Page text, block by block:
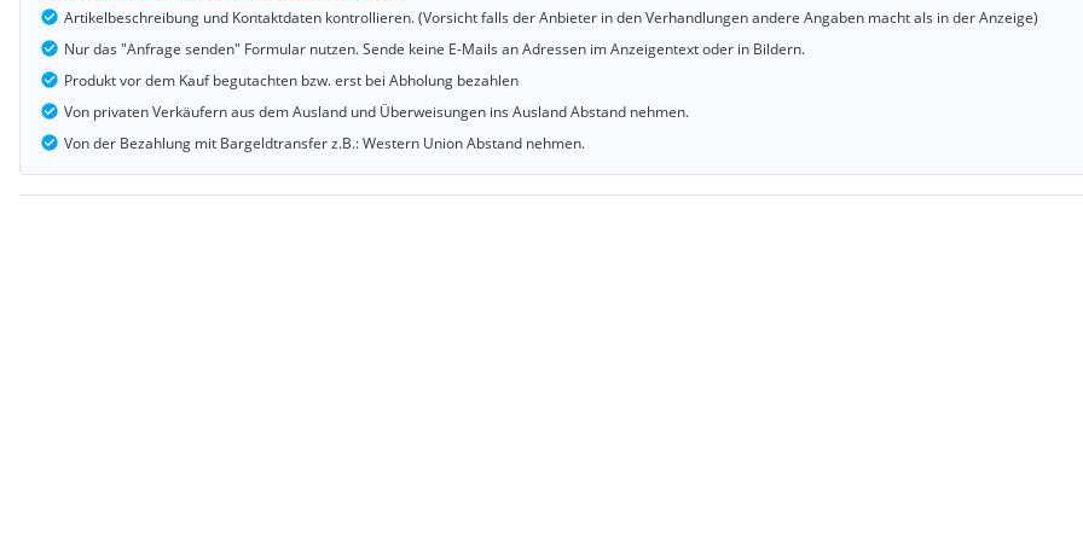
Artikelbeschreibung und Kontaktdaten kontrollieren. (Vorsicht falls der Anbieter in den Verhandlungen andere Angaben macht als in der Anzeige)
Nur das "Anfrage senden" Formular nutzen. Sende keine E-Mails an Adressen im Anzeigentext oder in Bildern.
Produkt vor dem Kauf begutachten bzw. erst bei Abholung bezahlen
Von privaten Verkäufern aus dem Ausland und Überweisungen ins Ausland Abstand nehmen.
Von der Bezahlung mit Bargeldtransfer z.B.: Western Union Abstand nehmen.